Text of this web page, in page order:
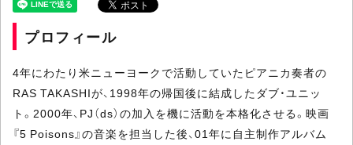
プロフィール
4年にわたり米ニューヨークで活動していたピアニカ奏者の
RAS TAKASHIが、1998年の帰国後に結成したダブ・ユニッ
ト。2000年、PJ（ds）の加入を機に活動を本格化させる。映画
『5 Poisons』の音楽を担当した後、01年に自主制作アルバム